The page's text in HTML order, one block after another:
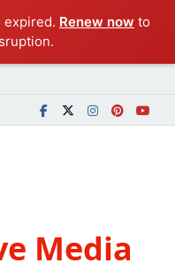
expired. Renew now to
Media